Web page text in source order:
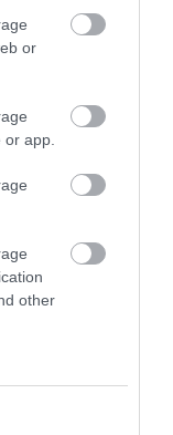
or
app.
other
KEZDŐDIK
ÉS P...
Eger ügye
AZ ORSZÁG
Mindenki ügye
GYŰJTÖTTÉK A
DOK...